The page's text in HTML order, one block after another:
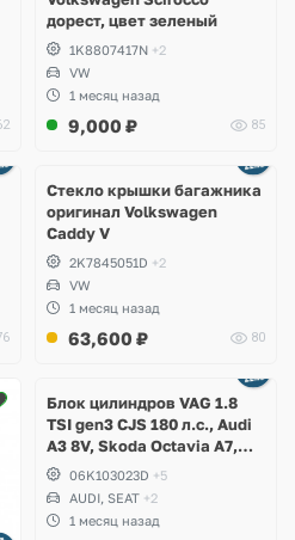
дорест, цвет зеленый
1K8807417N +2
VW
1 месяц назад
9,000 ₽ 85
Стекло крышки багажника
оригинал Volkswagen
Caddy V
2K7845051D +2
VW
1 месяц назад
63,600 ₽ 80
Блок цилиндров VAG 1.8
TSI gen3 CJS 180 л.с., Audi
A3 8V, Skoda Octavia A7,
Superb, Volkswagen Passat
B8, Golf VII Alltrack, Seat
Leon
06K103023D +5
AUDI, SEAT +2
1 месяц назад